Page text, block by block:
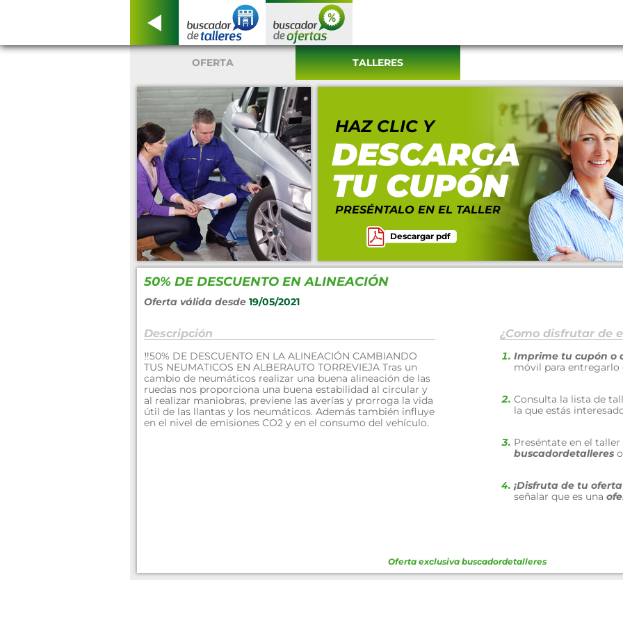
OFERTA TALLERES
HAZ CLIC Y
DESCARGA
TU CUPÓN
PRESÉNTALO EN EL TALLER
Descargar pdf
50% DE DESCUENTO EN ALINEACIÓN
Oferta válida desde 19/05/2021
Descripción
‼50% DE DESCUENTO EN LA ALINEACIÓN CAMBIANDO
TUS NEUMATICOS EN ALBERAUTO TORREVIEJA Tras un
cambio de neumáticos realizar una buena alineación de las
ruedas nos proporciona una buena estabilidad al circular y
al realizar maniobras, previene las averías y prorroga la vida
útil de las llantas y los neumáticos. Además también influye
en el nivel de emisiones CO2 y en el consumo del vehículo.
¿Como disfrutar de
Imprime tu cupón o
móvil para
Consulta la lista de
la que estás
Preséntate en el
buscadordetallereso
¡Disfruta de tu
señalar que es una
Oferta exclusiva buscadordetalleres